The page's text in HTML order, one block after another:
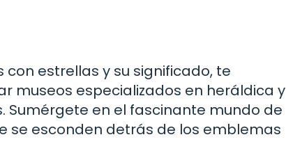
estrellas y su significado, te
museos especializados en heráldica y
Sumérgete en el fascinante mundo de
se esconden detrás de los emblemas